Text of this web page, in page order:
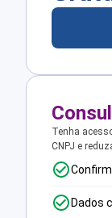
Tenha
CNPJ e
Dados